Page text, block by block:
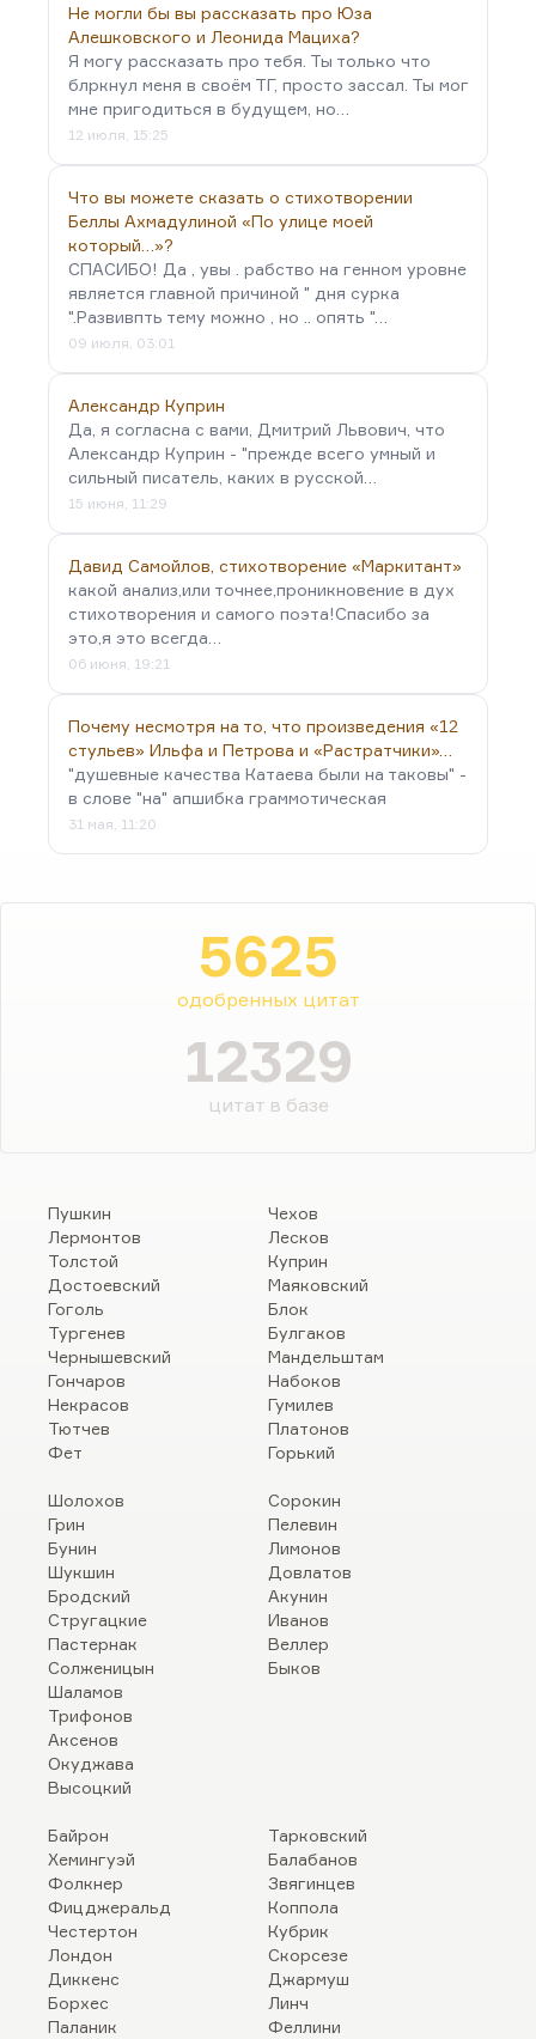
Не могли бы вы рассказать про Юза
Алешковского и Леонида Мациха?
Я могу рассказать про тебя. Ты только что
блркнул меня в своём ТГ, просто зассал. Ты мог
мне пригодиться в будущем, но…
12 июля, 15:25
Что вы можете сказать о стихотворении
Беллы Ахмадулиной «По улице моей
который…»?
СПАСИБО! Да , увы . рабство на генном уровне
является главной причиной " дня сурка
".Развивпть тему можно , но .. опять "…
09 июля, 03:01
Александр Куприн
Да, я согласна с вами, Дмитрий Львович, что
Александр Куприн - "прежде всего умный и
сильный писатель, каких в русской…
15 июня, 11:29
Давид Самойлов, стихотворение «Маркитант»
какой анализ,или точнее,проникновение в дух
стихотворения и самого поэта!Спасибо за
это,я это всегда…
06 июня, 19:21
Почему несмотря на то, что произведения «12
стульев» Ильфа и Петрова и «Растратчики»…
"душевные качества Катаева были на таковы" -
в слове "на" апшибка граммотическая
31 мая, 11:20
5625
одобренных цитат
12329
цитат в базе
Пушкин
Лермонтов
Толстой
Достоевский
Гоголь
Тургенев
Чернышевский
Гончаров
Некрасов
Тютчев
Фет
Чехов
Лесков
Куприн
Маяковский
Блок
Булгаков
Мандельштам
Набоков
Гумилев
Платонов
Горький
Шолохов
Грин
Бунин
Шукшин
Бродский
Стругацкие
Пастернак
Солженицын
Шаламов
Трифонов
Аксенов
Окуджава
Высоцкий
Сорокин
Пелевин
Лимонов
Довлатов
Акунин
Иванов
Веллер
Быков
Байрон
Хемингуэй
Фолкнер
Фицджеральд
Честертон
Лондон
Диккенс
Борхес
Паланик
Тарковский
Балабанов
Звягинцев
Коппола
Кубрик
Скорсезе
Джармуш
Линч
Феллини